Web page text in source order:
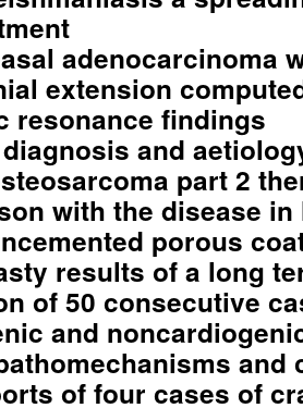
adenocarcinoma
extension
resonance findings
and
part 2
with the disease in
porous
results of a long
of 50 consecutive
and
and
of four cases of